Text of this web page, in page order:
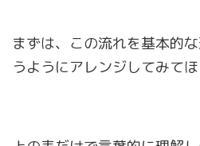
まずは、この流れを基本的
うようにアレンジしてみてほ